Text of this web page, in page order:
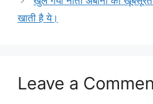
खाती है ये।
Leave a